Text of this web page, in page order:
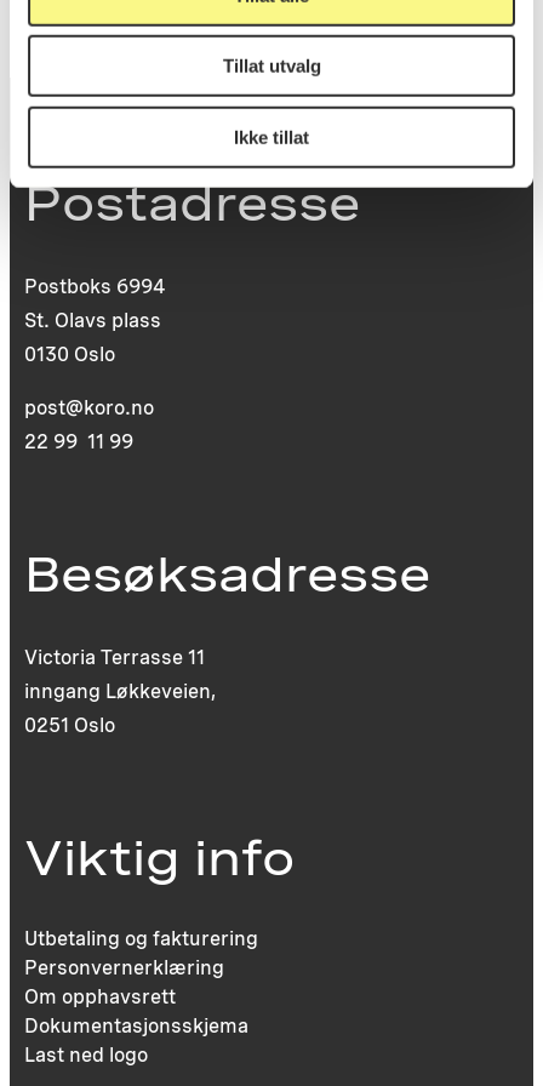
Tillat utvalg
Ikke tillat
Postadresse
Postboks 6994
St. Olavs plass
0130 Oslo
post@koro.no
22 99 11 99
Besøksadresse
Victoria Terrasse 11
inngang Løkkeveien,
0251 Oslo
Viktig info
Utbetaling og fakturering
Personvernerklæring
Om opphavsrett
Dokumentasjonsskjema
Last ned logo